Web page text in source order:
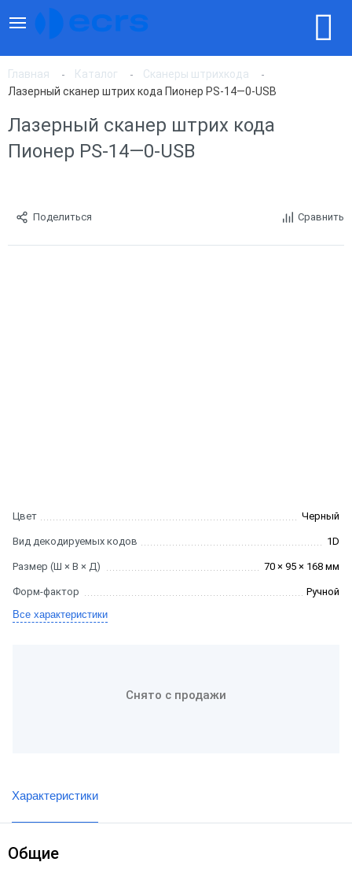
Главная Каталог
Сканеры штрихкода
Лазерный сканер штрих кода Пионер PS-14—0-USB
Лазерный сканер штрих кода
Пионер PS-14—0-USB
Поделиться Сравнить
Цвет Черный
Вид декодируемых кодов 1D
Размер (Ш × В × Д) 70 × 95 × 168 мм
Форм-фактор
Ручной
Все характеристики
Снято с продажи
Характеристики
Общие